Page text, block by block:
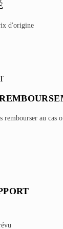
d'origine
rembourser au cas